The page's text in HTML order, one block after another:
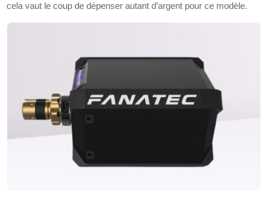
cela vaut le coup de dépenser autant d’argent pour ce modèle.